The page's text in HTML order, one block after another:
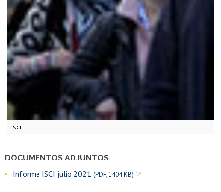
ISCI
DOCUMENTOS ADJUNTOS
Informe ISCI julio 2021 (PDF, 1404 KB)